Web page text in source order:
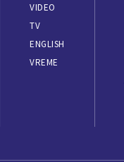
VIDEO
TV
ENGLISH
VREME